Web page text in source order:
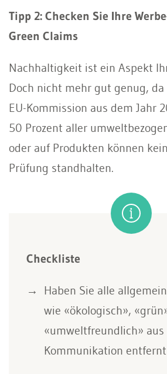
Tipp 2: Checken Sie Ihre
Green Claims
Nachhaltigkeit ist ein Aspekt
Doch nicht mehr gut genug,
EU-Kommission aus dem Jahr
50 Prozent aller
oder auf Produkten können
Prüfung standhalten.
Checkliste
Haben Sie alle
wie «ökologisch»,
«umweltfreundlich» aus
Kommunikation